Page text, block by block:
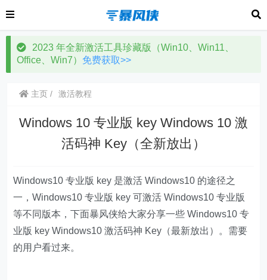
2023 年全新激活工具珍藏版（Win10、Win11、
Office、Win7） 免费获取>>
主页 激活教程
Windows 10 专业版 key Windows 10 激
活码神 Key（全新放出）
Windows10 专业版 key 是激活 Windows10 的途径之
一，Windows10 专业版 key 可激活 Windows10 专业版
等不同版本，下面暴风侠给大家分享一些 Windows10 专
业版 key Windows10 激活码神 Key（最新放出）。需要
的用户看过来。